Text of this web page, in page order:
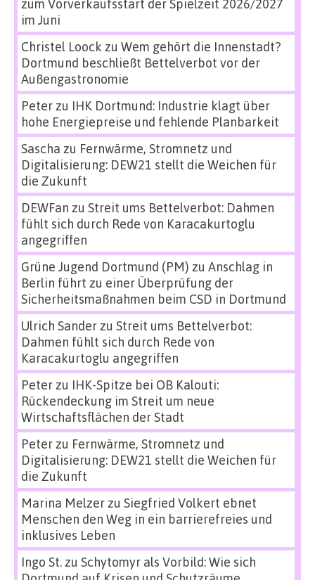
zum Vorverkaufsstart der Spielzeit 2026/2027
im Juni
Christel Loock zu Wem gehört die Innenstadt?
Dortmund beschließt Bettelverbot vor der
Außengastronomie
Peterzu IHK Dortmund: Industrie klagt über
hohe Energiepreise und fehlende Planbarkeit
Sascha zu Fernwärme, Stromnetz und
Digitalisierung: DEW21 stellt die Weichen für
die Zukunft
DEWFan zu Streit ums Bettelverbot: Dahmen
fühlt sich durch Rede von Karacakurtoglu
angegriffen
Grüne Jugend Dortmund (PM) zu Anschlag in
Berlin führt zu einer Überprüfung der
Sicherheitsmaßnahmen beim CSD in Dortmund
Ulrich Sanderzu Streit ums Bettelverbot:
Dahmen fühlt sich durch Rede von
Karacakurtoglu angegriffen
Peterzu IHK-Spitze bei OB Kalouti:
Rückendeckung im Streit um neue
Wirtschaftsflächen der Stadt
Peterzu Fernwärme, Stromnetz und
Digitalisierung: DEW21 stellt die Weichen für
die Zukunft
Marina Melzerzu Siegfried Volkert ebnet
Menschen den Weg in ein barrierefreies und
inklusives Leben
Ingo St.zu Schytomyr als Vorbild: Wie sich